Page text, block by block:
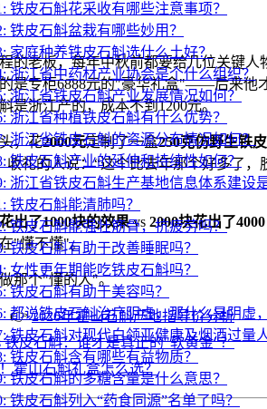
铁皮石斛花采收有哪些注意事项？
铁皮石斛盆栽有哪些妙用？
家庭种养铁皮石斛选什么土好？
浙江省中药材产业协会是个什么组织？
浙江省铁皮石斛产业发展情况如何？
浙江省种植铁皮石斛有什么优势？
浙江省铁皮石斛的资源分布情况如何？
铁皮石斛产业的延伸和持续性如何？
浙江省铁皮石斛生产基地信息体系建设
铁皮石斛能清肺吗？
铁皮石斛能强壮筋骨，抗疲劳吗？
铁皮石斛有助于改善睡眠吗？
女性更年期能吃铁皮石斛吗？
铁皮石斛有助于美容吗？
都说铁皮石斛治疗阴虚，那什么是阴虚
铁皮石斛对现代白领亚健康及烟酒过量
铁皮石斛含有哪些有益物质？
铁皮石斛的多糖含量是什么意思？
铁皮石斛列入“药食同源”名单了吗？
的老板，每年中秋前都要给几位关键人
是专柜6888元的"豪华礼盒"——后来他
是浙江产的，成本不到1200元。
，花2000元定制了一盒250克仿野生铁皮
收礼的人说：“这个比去年那个好多了，
出了1000块的效果vs 2000块花出了4000
"懂不懂"。
那个"懂的人"。
👉2026年霍山石斛产地指导价分析
铁皮石斛：谁才是真正的"软黄金"？
霍山石斛礼盒怎么选？